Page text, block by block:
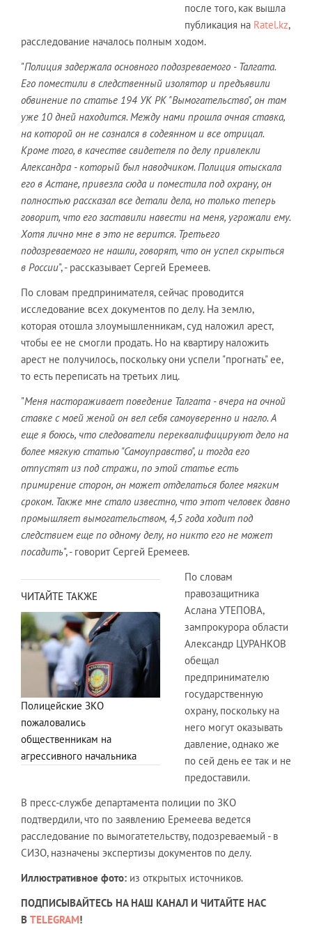
после того, как вышла
публикация на Ratel.kz,
расследование началось полным ходом.
"Полиция задержала основного подозреваемого - Талгата.
Его поместили в следственный изолятор и предъявили
обвинение по статье 194 УК РК "Вымогательство", он там
уже 10 дней находится. Между нами прошла очная ставка,
на которой он не сознался в содеянном и все отрицал.
Кроме того, в качестве свидетеля по делу привлекли
Александра - который был наводчиком. Полиция отыскала
его в Астане, привезла сюда и поместила под охрану, он
полностью рассказал все детали дела, но только теперь
говорит, что его заставили навести на меня, угрожали ему.
Хотя лично мне в это не верится. Третьего
подозреваемого не нашли, говорят, что он успел скрыться
в России", - рассказывает Сергей Еремеев.
По словам предпринимателя, сейчас проводится
исследование всех документов по делу. На землю,
которая отошла злоумышленникам, суд наложил арест,
чтобы ее не смогли продать. Но на квартиру наложить
арест не получилось, поскольку они успели "прогнать" ее,
то есть переписать на третьих лиц.
"Меня настораживает поведение Талгата - вчера на очной
ставке с моей женой он вел себя самоуверенно и нагло. А
еще я боюсь, что следователи переквалифицируют дело на
более мягкую статью "Самоуправство", и тогда его
отпустят из под стражи, по этой статье есть
примирение сторон, он может отделаться более мягким
сроком. Также мне стало известно, что этот человек давно
промышляет вымогательством, 4,5 года ходит под
следствием еще по одному делу, но никто его не может
посадить", - говорит Сергей Еремеев.
ЧИТАЙТЕ ТАКЖЕ
Полицейские ЗКО
пожаловались
общественникам на
агрессивного начальника
По словам
правозащитника
Аслана УТЕПОВА,
зампрокурора области
Александр ЦУРАНКОВ
обещал
предпринимателю
государственную
охрану, поскольку на
него могут оказывать
давление, однако же
по сей день ее так и не
предоставили.
В пресс-службе департамента полиции по ЗКО
подтвердили, что по заявлению Еремеева ведется
расследование по вымогатетельству, подозреваемый - в
СИЗО, назначены экспертизы документов по делу.
Иллюстративное фото: из открытых источников.
ПОДПИСЫВАЙТЕСЬ НА НАШ КАНАЛ И ЧИТАЙТЕ НАС
В TELEGRAM!